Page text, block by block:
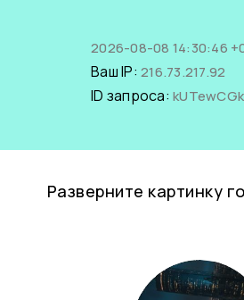
2026-08-08 14:30:46
Ваш IP: 216.73.217.92
ID запроса:
Разверните картинку